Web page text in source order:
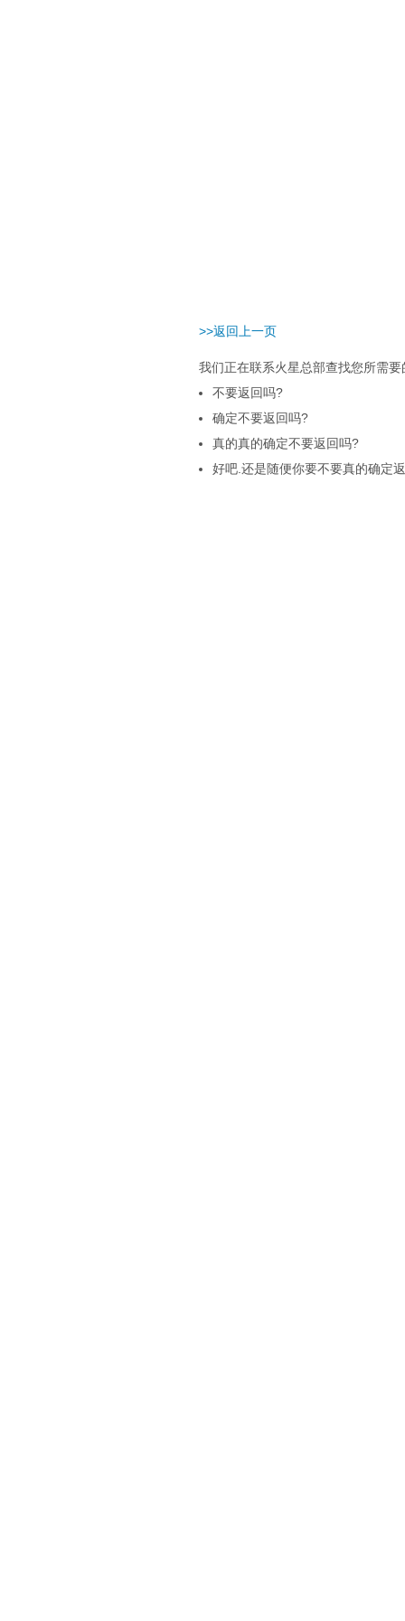
>>返回上一页
我们正在联系火星总部查找您所需
不要返回吗?
确定不要返回吗?
真的真的确定不要返回吗?
好吧.还是随便你要不要真的确定